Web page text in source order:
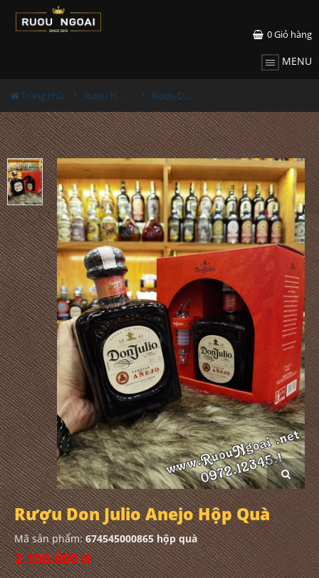
0Giỏ hàng
MENU
Trang chủ Rượu Hộp Quà Rượu Don Julio Anejo Hộp Quà
Rượu Don Julio Anejo Hộp Quà
Mã sản phẩm:674545000865 hộp quà
2.100.000 đ